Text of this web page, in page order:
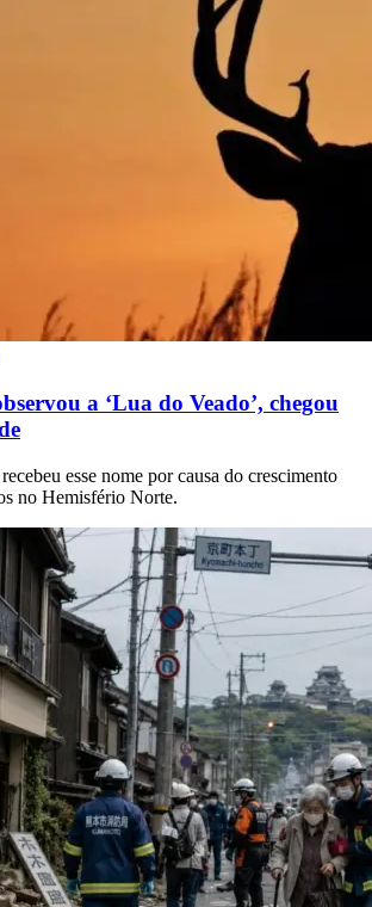
a ‘Lua do Veado’, chegou
esse nome por causa do crescimento
no Hemisfério Norte.